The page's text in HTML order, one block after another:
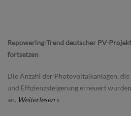
Repowering-Trend deutscher PV-
fortsetzen
Die Anzahl der Photovoltaikanlagen,
und Effizienzsteigerung erneuert
an. Weiterlesen »